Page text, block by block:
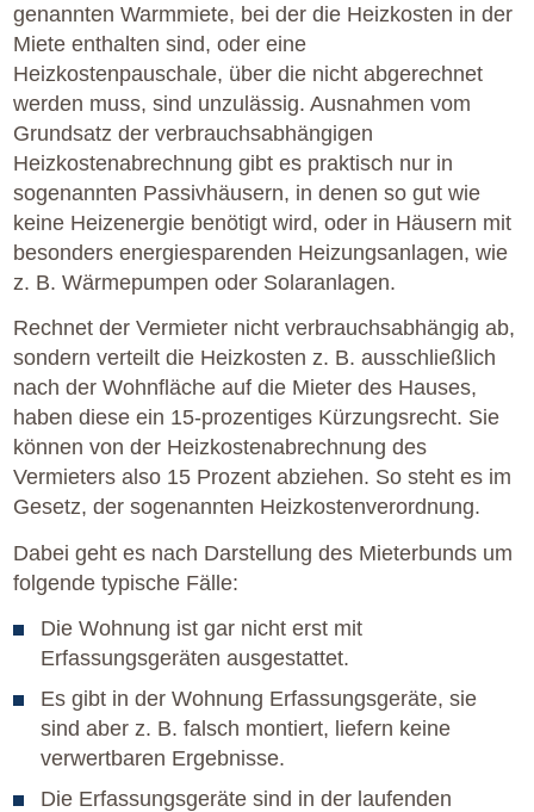
genannten Warmmiete, bei der die Heizkosten in der
Miete enthalten sind, oder eine
Heizkostenpauschale, über die nicht abgerechnet
werden muss, sind unzulässig. Ausnahmen vom
Grundsatz der verbrauchsabhängigen
Heizkostenabrechnung gibt es praktisch nur in
sogenannten Passivhäusern, in denen so gut wie
keine Heizenergie benötigt wird, oder in Häusern mit
besonders energiesparenden Heizungsanlagen, wie
z. B. Wärmepumpen oder Solaranlagen.
Rechnet der Vermieter nicht verbrauchsabhängig ab,
sondern verteilt die Heizkosten z. B. ausschließlich
nach der Wohnfläche auf die Mieter des Hauses,
haben diese ein 15-prozentiges Kürzungsrecht. Sie
können von der Heizkostenabrechnung des
Vermieters also 15 Prozent abziehen. So steht es im
Gesetz, der sogenannten Heizkostenverordnung.
Dabei geht es nach Darstellung des Mieterbunds um
folgende typische Fälle:
Die Wohnung ist gar nicht erst mit
Erfassungsgeräten ausgestattet.
Es gibt in der Wohnung Erfassungsgeräte, sie
sind aber z. B. falsch montiert, liefern keine
verwertbaren Ergebnisse.
Die Erfassungsgeräte sind in der laufenden